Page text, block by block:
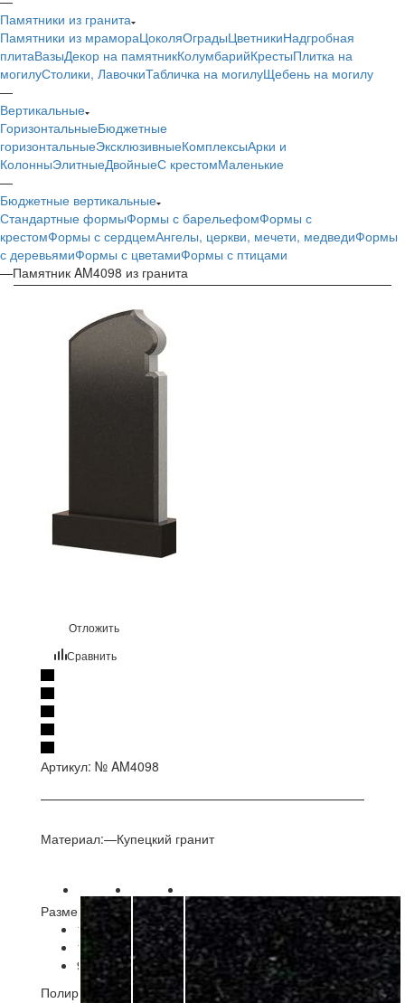
Памятники из гранита
Памятники из мрамораЦоколяОградыЦветникиНадгробная
плитаВазыДекор на памятникКолумбарийКрестыПлитка на
могилуСтолики, ЛавочкиТабличка на могилуЩебень на могилу
—
Вертикальные
ГоризонтальныеБюджетные
горизонтальныеЭксклюзивныеКомплексыАрки и
КолонныЭлитныеДвойныеС крестомМаленькие
—
Бюджетные вертикальные
Стандартные формыФормы с барельефомФормы с
крестомФормы с сердцемАнгелы, церкви, мечети, медведиФормы
с деревьямиФормы с цветамиФормы с птицами
—Памятник AM4098 из гранита
Отложить
Сравнить
Артикул: № AM4098
Материал:—Купецкий гранит
Размер В/Ш/Т, мм.—900/400/50;
1000/500/50;
1000/500/70;
900/400/50;
Полировка
Лицевая